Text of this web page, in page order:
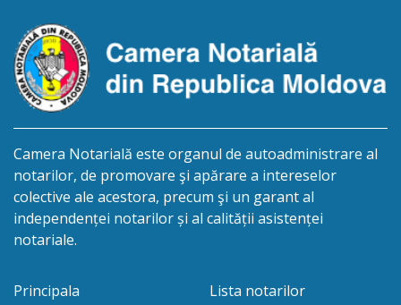
procedurii succesorale în urma decesului
cet.Dumbrava Nadejda, cetățeană moldoveană, a.n.
20 aprilie […]
Camera Notarială este organul de autoadministrare al
notarilor, de promovare şi apărare a intereselor
colective ale acestora, precum şi un garant al
independenței notarilor și al calității asistenței
notariale.
Principala
Lista notarilor